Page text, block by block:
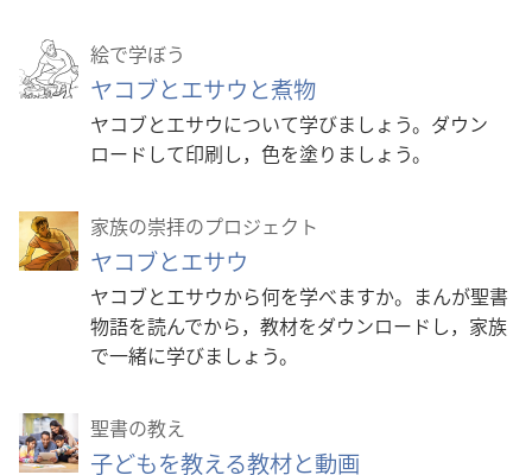
絵で学ぼう
ヤコブとエサウと煮物
ヤコブとエサウについて学びましょう。ダウン
ロードして印刷し，色を塗りましょう。
家族の崇拝のプロジェクト
ヤコブとエサウ
ヤコブとエサウから何を学べますか。まんが聖書
物語を読んでから，教材をダウンロードし，家族
で一緒に学びましょう。
聖書の教え
子どもを教える教材と動画